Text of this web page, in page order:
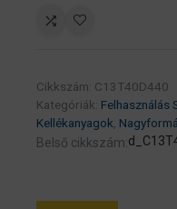
UltraChrome
Yellow
50ml
(C13T40D440)
mennyiség
Cikkszám: C13T40D440
Kategóriák: Felhasználás
Kellékanyagok
Belső cikkszám: